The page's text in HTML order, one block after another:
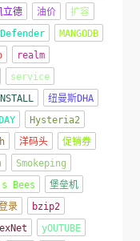
立德 油价
扩容
Defender
MANGODB
realm
service
纽曼斯DHA
Hysteria2
洋码头
促销券
Smokeping
Bees
堡垒机
录
bzip2
yOUTUBE